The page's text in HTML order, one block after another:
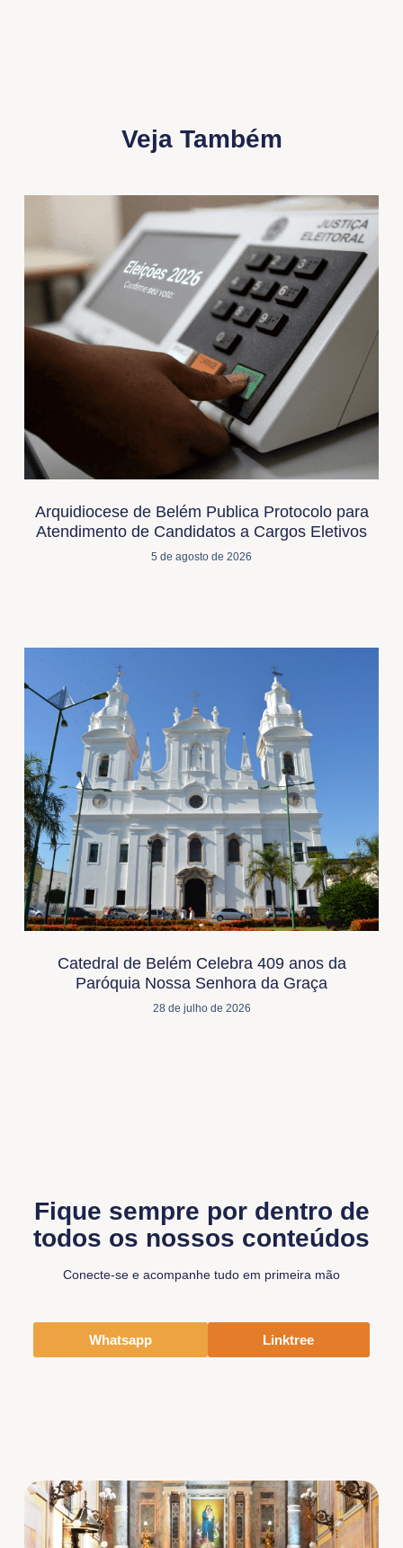
Veja Também
Arquidiocese de Belém Publica Protocolo para
Atendimento de Candidatos a Cargos Eletivos
5 de agosto de 2026
Catedral de Belém Celebra 409 anos da
Paróquia Nossa Senhora da Graça
28 de julho de 2026
Fique sempre por dentro de
todos os nossos conteúdos
Conecte-se e acompanhe tudo em primeira mão
Whatsapp Linktree